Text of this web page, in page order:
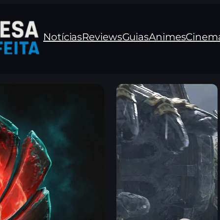
NotíciasReviewsGuiasAnimes